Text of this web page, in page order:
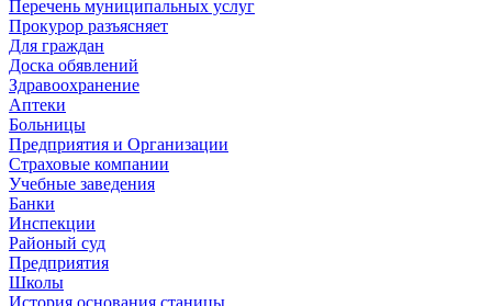
Перечень муниципальных услуг
Прокурор разъясняет
Для граждан
Доска обявлений
Здравоохранение
Аптеки
Больницы
Предприятия и Организации
Страховые компании
Учебные заведения
Банки
Инспекции
Районый суд
Предприятия
Школы